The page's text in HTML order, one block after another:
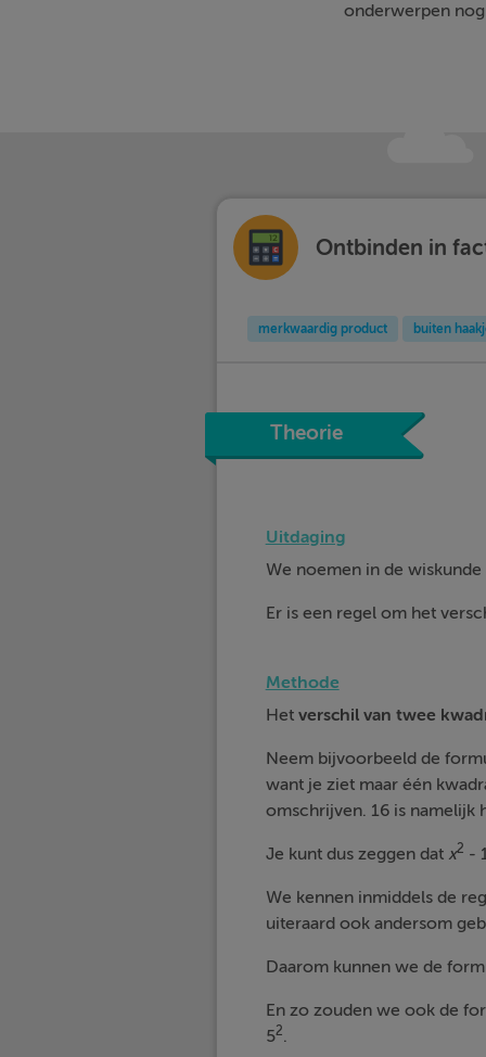
onderwerpen
Ontbinden in
merkwaardig product buiten
Theorie
Uitdaging
We noemen in de wiskunde
Er is een regel om het
Methode
Het verschil van twee
Neem bijvoorbeeld de
want je ziet maar één
omschrijven. 16 is namelijk
Je kunt dus zeggen dat x2 -
We kennen inmiddels de
uiteraard ook andersom
Daarom kunnen we de
En zo zouden we ook de
52.